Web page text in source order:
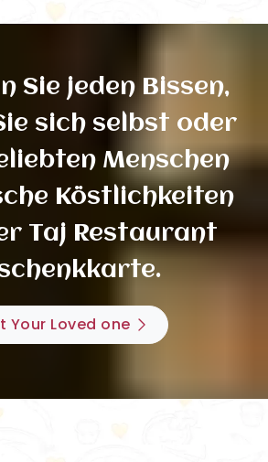
Sie jeden Bissen,
sich selbst oder
Menschen
Köstlichkeiten
Taj Restaurant
Your Loved one